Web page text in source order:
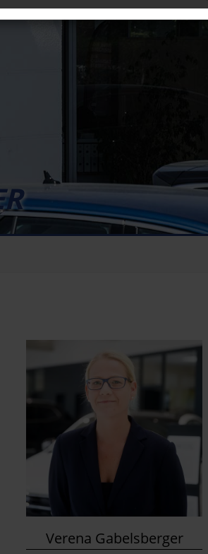
Verena Gabelsberger